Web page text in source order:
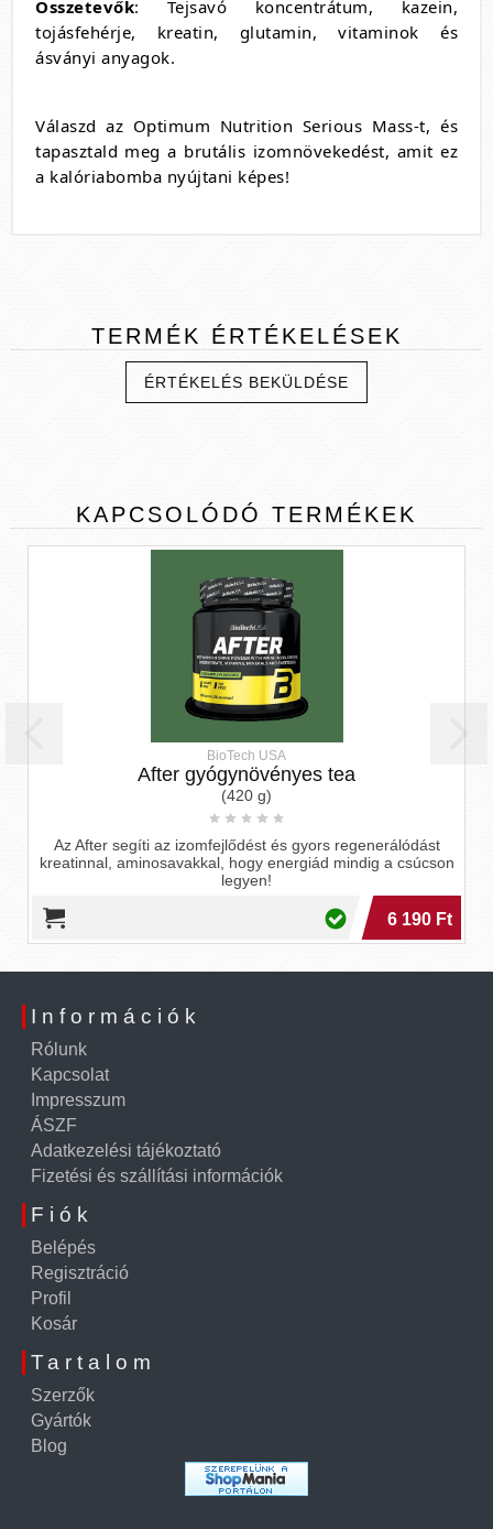
Összetevők: Tejsavó koncentrátum, kazein,
tojásfehérje, kreatin, glutamin, vitaminok és
ásványi anyagok.
Válaszd az Optimum Nutrition Serious Mass-t, és
tapasztald meg a brutális izomnövekedést, amit ez
a kalóriabomba nyújtani képes!
TERMÉK ÉRTÉKELÉSEK
ÉRTÉKELÉS BEKÜLDÉSE
KAPCSOLÓDÓ TERMÉKEK
BioTech USA
After gyógynövényes tea
(420 g)
Az After segíti az izomfejlődést és gyors regenerálódást
kreatinnal, aminosavakkal, hogy energiád mindig a csúcson
legyen!
6 190 Ft
Információk
Rólunk
Kapcsolat
Impresszum
ÁSZF
Adatkezelési tájékoztató
Fizetési és szállítási információk
Fiók
Belépés
Regisztráció
Profil
Kosár
Tartalom
Szerzők
Gyártók
Blog